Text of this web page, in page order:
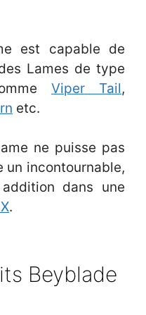
est capable de
Lames de type
Viper Tail,
etc.
ne puisse pas
un incontournable,
dans une
.
Beyblade